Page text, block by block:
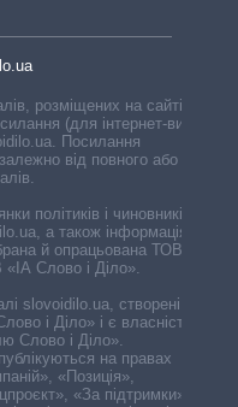
розміщених на сайті,
(для інтернет-видань
Посилання
від повного або
політиків і чиновників,
а також інформація про
й опрацьована ТОВ «ІА
Слово і Діло».
slovoidilo.ua, створені ГО
і Діло» і є власністю
Слово і Діло».
на правах
«Позиція»,
«За підтримки».